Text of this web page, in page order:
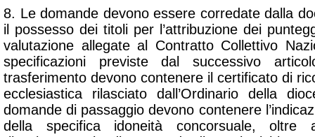
8. Le domande devono essere corredate dalla
il possesso dei titoli per l’attribuzione dei
valutazione allegate al Contratto Collettivo
specificazioni previste dal successivo
trasferimento devono contenere il certificato di
ecclesiastica rilasciato dall’Ordinario della
domande di passaggio devono contenere
della specifica idoneità concorsuale, oltre